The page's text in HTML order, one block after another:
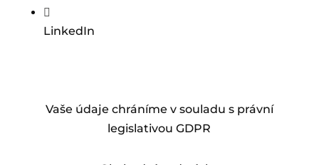

LinkedIn
Vaše údaje chráníme v souladu s právní
legislativou GDPR